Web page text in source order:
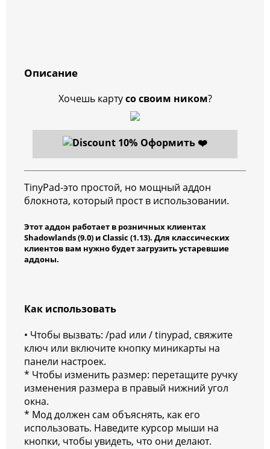
Описание
Хочешь картусо своим ником?
Оформить ❤️
TinyPad-это простой, но мощный аддон
блокнота, который прост в использовании.
Этот аддон работает в розничных клиентах
Shadowlands (9.0) и Classic (1.13). Для классических
клиентов вам нужно будет загрузить устаревшие
аддоны.
Как использовать
• Чтобы вызвать: /pad или / tinypad, свяжите
ключ или включите кнопку миникарты на
панели настроек.
* Чтобы изменить размер: перетащите ручку
изменения размера в правый нижний угол
окна.
* Мод должен сам объяснять, как его
использовать. Наведите курсор мыши на
кнопки, чтобы увидеть, что они делают.